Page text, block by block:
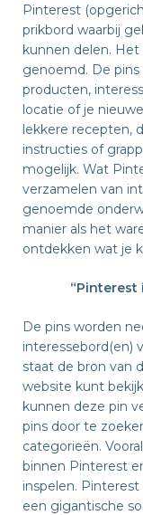
Pinterest
prikbord waarbij
kunnen delen. Het
genoemd. De
producten,
locatie of je
lekkere recepten,
instructies of
mogelijk. Wat
verzamelen van
genoemde
manier als het
ontdekken wat je
“Pinterest
De pins worden
interessebord(en)
staat de bron van
website kunt
kunnen deze pin
pins door te
categorieën.
binnen Pinterest
inspelen.
een gigantische